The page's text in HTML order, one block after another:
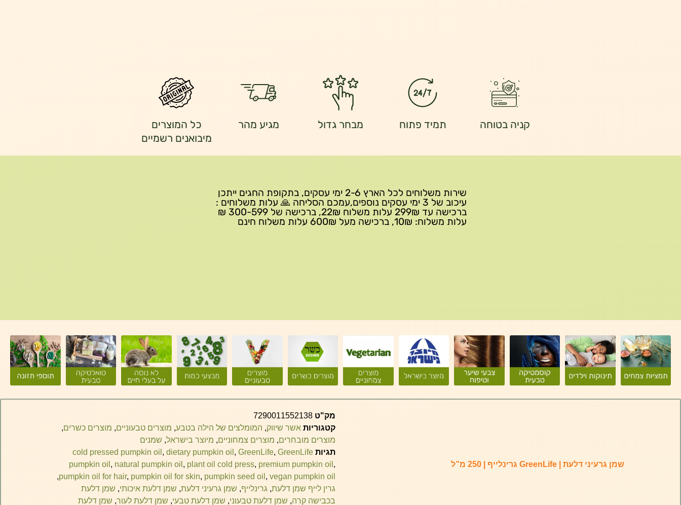
קניה בטוחה תמיד פתוח מבחר גדול מגיע מהר
כל המוצרים
מיבואנים רשמיים
שירות משלוחים לכל הארץ 2-6 ימי עסקים, בתקופת החגים ייתכן
עיכוב של 3 ימי עסקים נוספים,עמכם הסליחה 🙏 עלות משלוחים :
ברכישה עד 299₪ עלות משלוח 22₪, ברכישה של 300-599 ₪
עלות משלוח: 10₪, ברכישה מעל 600₪ עלות משלוח חינם
שמן גרעיני דלעת | GreenLife גרינלייף | 250 מ”ל
מק"ט 7290011552138
קטגוריות אשר שיווק, המומלצים של הילה בטבע, מוצרים טבעוניים, מוצרים כשרים,
מוצרים מובחרים, מוצרים צמחוניים, מיוצר בישראל, שמנים
תגיות
cold pressed pumpkin oil , dietary pumpkin oil , GreenLife, GreenLife
pumpkin oil , natural pumpkin oil , plant oil cold press, premium pumpkin oil ,
pumpkin oil for hair, pumpkin oil for skin, pumpkin seed oil , vegan pumpkin oil
,
גרין לייף שמן דלעת, גרינלייף, שמן גרעיני דלעת, שמן דלעת איכותי, שמן דלעת
בכבישה קרה, שמן דלעת טבעוני, שמן דלעת טבעי, שמן דלעת לעור, שמן דלעת